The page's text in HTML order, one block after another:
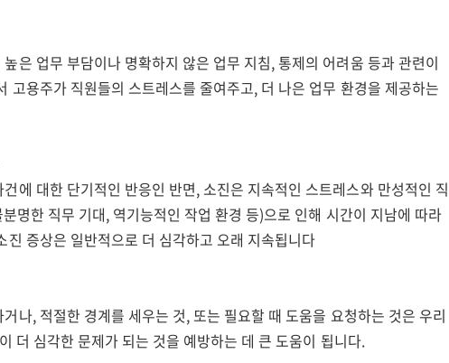
은 업무 부담이나 명확하지 않은 업무 지침, 통제의 어려움 등과 관련이
고용주가 직원들의 스트레스를 줄여주고, 더 나은 업무 환경을 제공하는
에 대한 단기적인 반응인 반면, 소진은 지속적인 스트레스와 만성적인 직
명한 직무 기대, 역기능적인 작업 환경 등)으로 인해 시간이 지남에 따라
진 증상은 일반적으로 더 심각하고 오래 지속됩니다
나, 적절한 경계를 세우는 것, 또는 필요할 때 도움을 요청하는 것은 우리
더 심각한 문제가 되는 것을 예방하는 데 큰 도움이 됩니다.